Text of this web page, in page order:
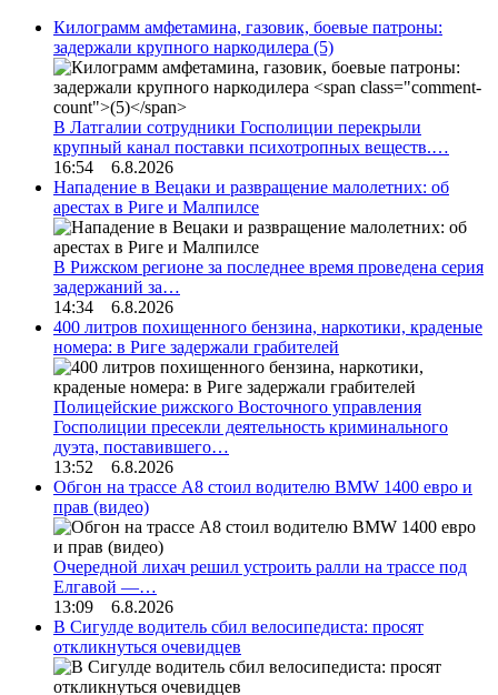
Килограмм амфетамина, газовик, боевые патроны:
задержали крупного наркодилера (5)
В Латгалии сотрудники Госполиции перекрыли
крупный канал поставки психотропных веществ.…
16:54 6.8.2026
Нападение в Вецаки и развращение малолетних: об
арестах в Риге и Малпилсе
В Рижском регионе за последнее время проведена серия
задержаний за…
14:34 6.8.2026
400 литров похищенного бензина, наркотики, краденые
номера: в Риге задержали грабителей
Полицейские рижского Восточного управления
Госполиции пресекли деятельность криминального
дуэта, поставившего…
13:52 6.8.2026
Обгон на трассе А8 стоил водителю BMW 1400 евро и
прав (видео)
Очередной лихач решил устроить ралли на трассе под
Елгавой —…
13:09 6.8.2026
В Сигулде водитель сбил велосипедиста: просят
откликнуться очевидцев